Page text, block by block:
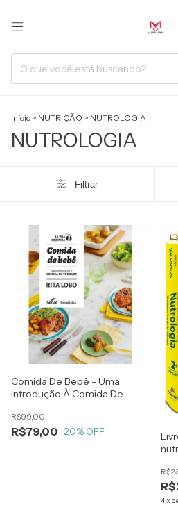
Início > NUTRIÇÃO > NUTROLOGIA
NUTROLOGIA
Filtrar
Comida De Bebê - Uma
Introdução À Comida De
R$79,00
R$99,00
20% OFF
4x